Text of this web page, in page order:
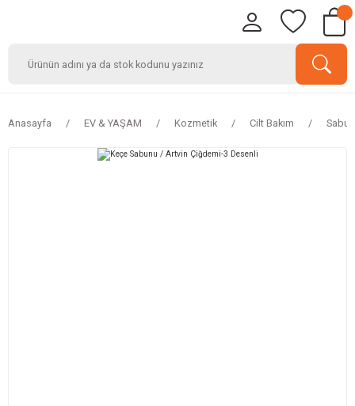
Anasayfa EV & YAŞAM Kozmetik Cilt Bakım Sabun